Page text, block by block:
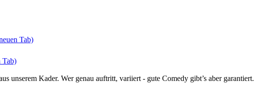
Tab)
Tab)
unserem Kader. Wer genau auftritt, variiert - gute Comedy gibt’s aber garantiert.